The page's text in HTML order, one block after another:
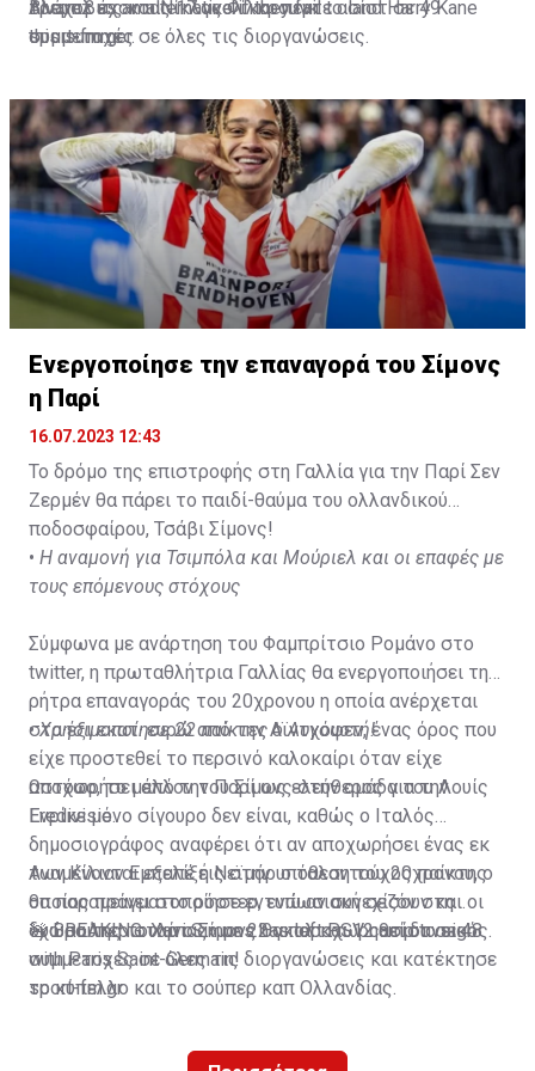
Βλάχοβιτς και Νίκλας Φίλκρουγκ.
τρεμπλ έχοντας 17 γκολ και πέντε ασίστ σε 49
συμμετοχές σε όλες τις διοργανώσεις.
Alvarez as an alternative if they fail to land Harry Kane
this summer.
— Ekrem KONUR (@Ekremkonur)July 15, 2023
sport-fm.gr
Ενεργοποίησε την επαναγορά του Σίμονς
η Παρί
16.07.2023 12:43
Το δρόμο της επιστροφής στη Γαλλία για την Παρί Σεν
Ζερμέν θα πάρει το παιδί-θαύμα του ολλανδικού
ποδοσφαίρου, Τσάβι Σίμονς!
• Η αναμονή για Τσιμπόλα και Μούριελ και οι επαφές με
τους επόμενους στόχους
Σύμφωνα με ανάρτηση του Φαμπρίτσιο Ρομάνο στο
twitter, η πρωταθλήτρια Γαλλίας θα ενεργοποιήσει τη
ρήτρα επαναγοράς του 20χρονου η οποία ανέρχεται
στα έξι εκατ. ευρώ από την Αϊντχόφεν, ένας όρος που
είχε προστεθεί το περσινό καλοκαίρι όταν είχε
αποχωρήσει από την Παρί ως ελεύθερος για την
Eredivisie.
•Χρησιμοποίησε 22 παίκτες ο Αυγουστή!
Ωστόσο, το μέλλον του Σίμονς στην ομάδα του Λουίς
Ενρίκε μόνο σίγουρο δεν είναι, καθώς ο Ιταλός
δημοσιογράφος αναφέρει ότι αν αποχωρήσει ένας εκ
των Κίλιαν Εμπαπέ ή Νεϊμάρ o ταλαντούχος παίκτης
θα παραμείνει στο ρόστερ, ενώ αν συνεχίσουν και οι
δυο σούπερ σταρ ο Σίμονς θα παραχωρηθεί δανεικός.
Αναμένονται εξελίξεις στην υπόθεση του 20χρονου, ο
οποίος πραγματοποίησε εντυπωσιακή σεζόν στη
«χώρα της τουλίπας» με 22 γκολ και 12 ασίστ σε 48
συμμετοχές σε όλες τις διοργανώσεις και κατέκτησε
το κύπελλο και το σούπερ καπ Ολλανδίας.
🚨 BREAKING: Xavi Simons has left PSV camp to sign
with Paris Saint-Germain!
sport-fm.gr